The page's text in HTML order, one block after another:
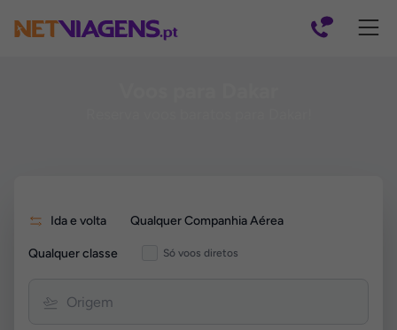
por
Voos
Ida e volta Qualquer Companhia Aérea
Qualquer classe Só voos diretos